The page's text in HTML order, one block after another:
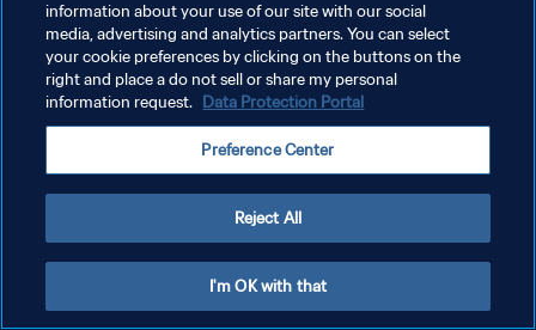
개인정보 보호정책
서비스 약관
쿠키 기본 설정 관리
information about your use of our site with our social
media, advertising and analytics partners. You can select
your cookie preferences by clicking on the buttons on the
right and place a do not sell or share my personal
information request. Data Protection Portal
Preference Center
Reject All
I'm OK with that